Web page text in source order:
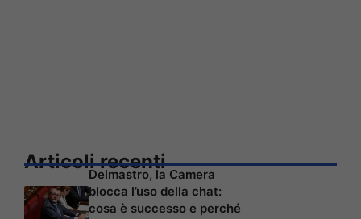
Articoli recenti
Delmastro, la Camera
blocca l’uso della chat:
cosa è successo e perché